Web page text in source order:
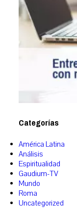
Categorías
América Latina
Análisis
Espiritualidad
Gaudium-TV
Mundo
Roma
Uncategorized